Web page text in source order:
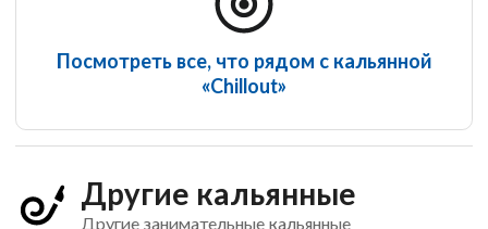
Посмотреть все, что рядом с кальянной
«Chillout»
Другие кальянные
Другие занимательные кальянные